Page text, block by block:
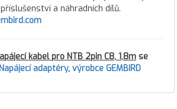
a náhradních dílů.
kabel pro NTB 2pin C8, 1,8m se
adaptéry, výrobce GEMBIRD